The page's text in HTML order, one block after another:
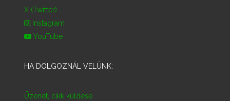
X (Twitter)
Instagram
YouTube
HA DOLGOZNÁL VELÜNK:
Üzenet, cikk küldése